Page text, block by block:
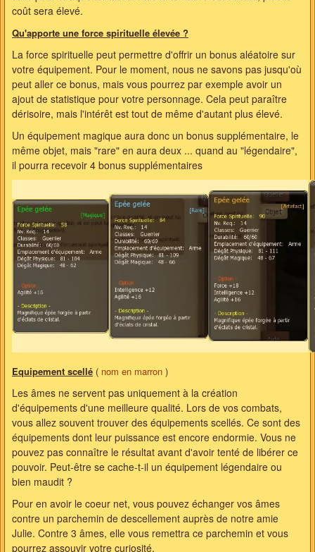
coût sera élevé.
Qu'apporte une force spirituelle élevée ?
La force spirituelle peut permettre d'offrir un bonus aléatoire sur
votre équipement. Pour le moment, nous ne savons pas jusqu'où
peut aller ce bonus, mais vous pourrez par exemple avoir un
ajout de statistique pour votre personnage. Cela peut paraître
dérisoire, mais l'intérêt est tout de même d'autant plus élevé.
Un équipement magique aura donc un bonus supplémentaire, le
même objet, mais "rare" en aura deux ... quand au "légendaire",
il pourra recevoir 4 bonus supplémentaires
Equipement scellé ( nom en marron )
Les âmes ne servent pas uniquement à la création
d'équipements d'une meilleure qualité. Lors de vos combats,
vous allez souvent trouver des équipements scellés. Ce sont des
équipements dont leur puissance est encore endormie. Vous ne
pouvez pas connaître le résultat avant d'avoir tenté de libérer ce
pouvoir. Peut-être se cache-t-il un équipement légendaire ou
bien maudit ?
Pour en avoir le coeur net, vous pouvez échanger vos âmes
contre un parchemin de descellement auprès de notre amie
Julie. Contre 3 âmes, elle vous remettra ce parchemin et vous
pourrez assouvir votre curiosité.